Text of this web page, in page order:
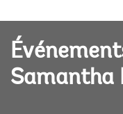
Samantha